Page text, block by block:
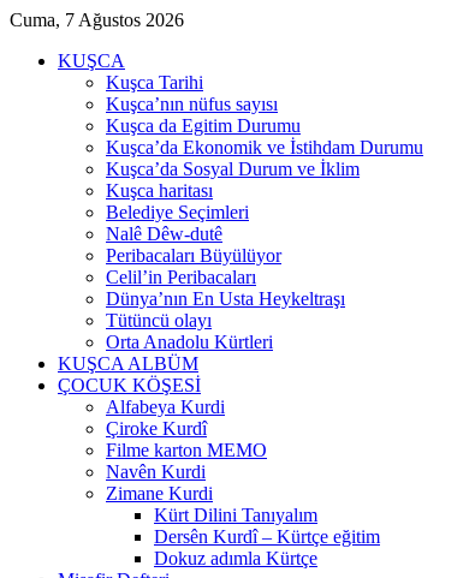
Cuma, 7 Ağustos 2026
KUŞCA
Kuşca Tarihi
Kuşca’nın nüfus sayısı
Kuşca da Egitim Durumu
Kuşca’da Ekonomik ve İstihdam Durumu
Kuşca’da Sosyal Durum ve İklim
Kuşca haritası
Belediye Seçimleri
Nalê Dêw-dutê
Peribacaları Büyülüyor
Celil’in Peribacaları
Dünya’nın En Usta Heykeltraşı
Tütüncü olayı
Orta Anadolu Kürtleri
KUŞCA ALBÜM
ÇOCUK KÖŞESİ
Alfabeya Kurdi
Çiroke Kurdî
Filme karton MEMO
Navên Kurdi
Zimane Kurdi
Kürt Dilini Tanıyalım
Dersên Kurdî – Kürtçe eğitim
Dokuz adımla Kürtçe